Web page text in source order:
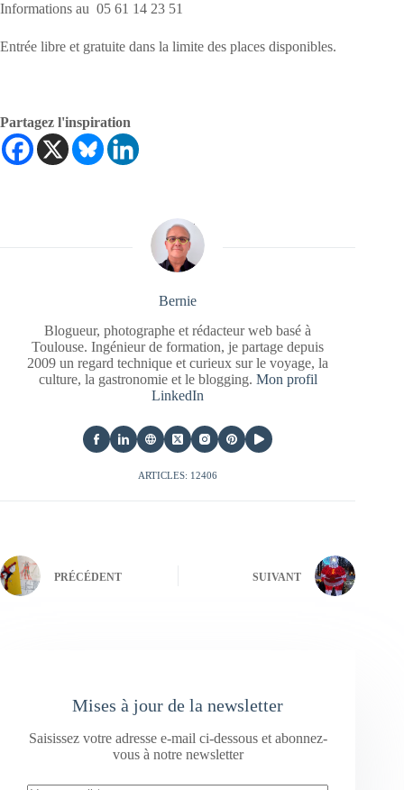
Informations au 05 61 14 23 51
Entrée libre et gratuite dans la limite des places disponibles.
Partagez l'inspiration
Bernie
Blogueur, photographe et rédacteur web basé à
Toulouse. Ingénieur de formation, je partage depuis
2009 un regard technique et curieux sur le voyage, la
culture, la gastronomie et le blogging. Mon profil
LinkedIn
ARTICLES: 12406
PRÉCÉDENT SUIVANT
Mises à jour de la newsletter
Saisissez votre adresse e-mail ci-dessous et abonnez-
vous à notre newsletter